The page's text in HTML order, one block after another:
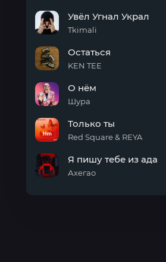
Угнал
Украл
Увёл Угнал Украл
Tkimali
Остаться
KEN TEE
нём
О нём
Шура
ты
Только ты
Red Square & REYA
Я пишу тебе из ада
Ахегао